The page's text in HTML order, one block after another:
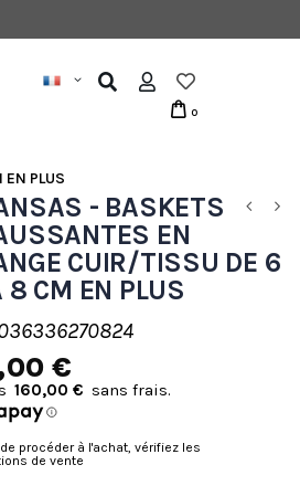
0
PLUS
- BASKETS
EN
CUIR/TISSU DE 6
8 CM EN PLUS
€
160,00 €
procéder à l'achat, vérifiez les
de vente